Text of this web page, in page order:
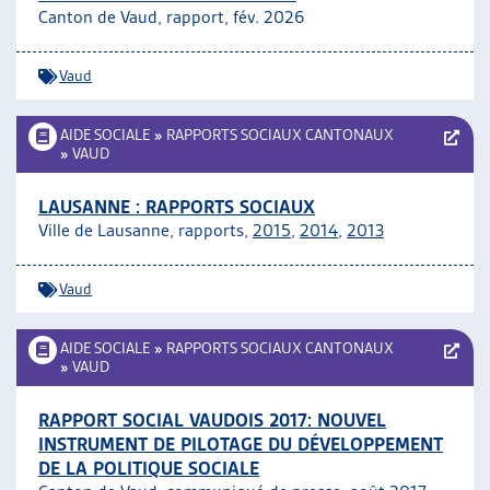
ARTIAS
PROJETS ET ACTIVITÉS
Canton de Vaud, rapport, fév. 2026
Vaud
AIDE SOCIALE » RAPPORTS SOCIAUX CANTONAUX
» VAUD
LAUSANNE : RAPPORTS SOCIAUX
Ville de Lausanne, rapports, 2015, 2014, 2013
Vaud
AIDE SOCIALE » RAPPORTS SOCIAUX CANTONAUX
» VAUD
RAPPORT SOCIAL VAUDOIS 2017: NOUVEL
INSTRUMENT DE PILOTAGE DU DÉVELOPPEMENT
DE LA POLITIQUE SOCIALE